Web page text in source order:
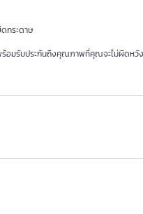
ดกระดาษ
ร้อมรับประกันถึงคุณภาพที่คุณจะไม่ผิดหวั